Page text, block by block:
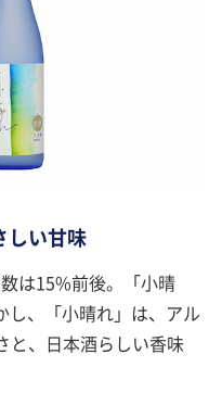
しい甘味
は15%前後。「小晴
し、「小晴れ」は、アル
と、日本酒らしい香味